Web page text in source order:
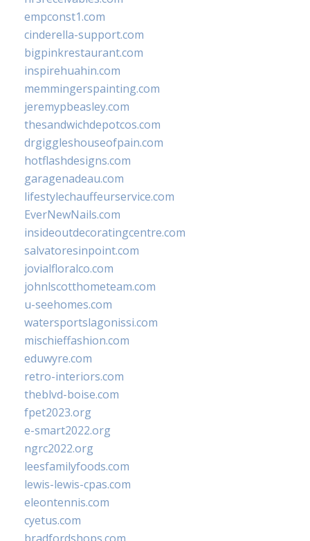
empconst1.com
cinderella-support.com
bigpinkrestaurant.com
inspirehuahin.com
memmingerspainting.com
jeremypbeasley.com
thesandwichdepotcos.com
drgiggleshouseofpain.com
hotflashdesigns.com
garagenadeau.com
lifestylechauffeurservice.com
EverNewNails.com
insideoutdecoratingcentre.com
salvatoresinpoint.com
jovialfloralco.com
johnlscotthometeam.com
u-seehomes.com
watersportslagonissi.com
mischieffashion.com
eduwyre.com
retro-interiors.com
theblvd-boise.com
fpet2023.org
e-smart2022.org
ngrc2022.org
leesfamilyfoods.com
lewis-lewis-cpas.com
eleontennis.com
cyetus.com